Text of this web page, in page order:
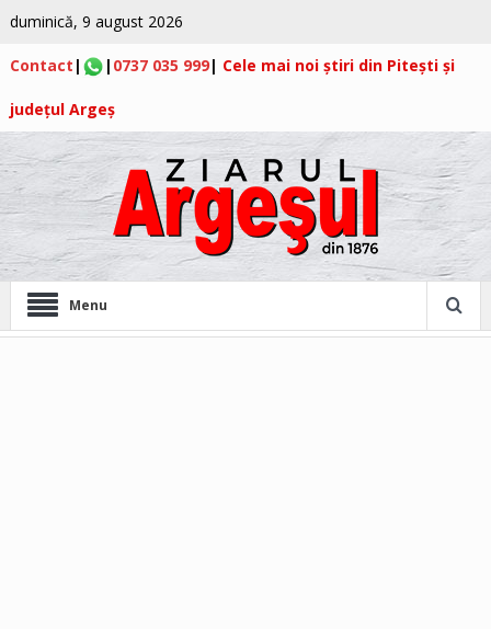
duminică, 9 august 2026
Contact | | 0737 035 999| Cele mai noi știri din Pitești și
județul Argeș
Menu